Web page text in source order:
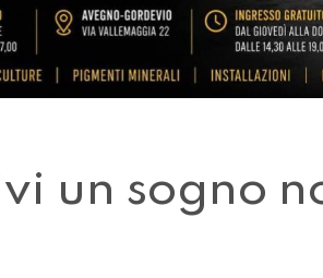
un sogno